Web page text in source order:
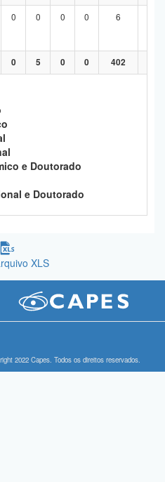
0 0 0 0 6
0 5 0 0 402
e Doutorado
e Doutorado
XLS
2022 Capes. Todos os direitos reservados.